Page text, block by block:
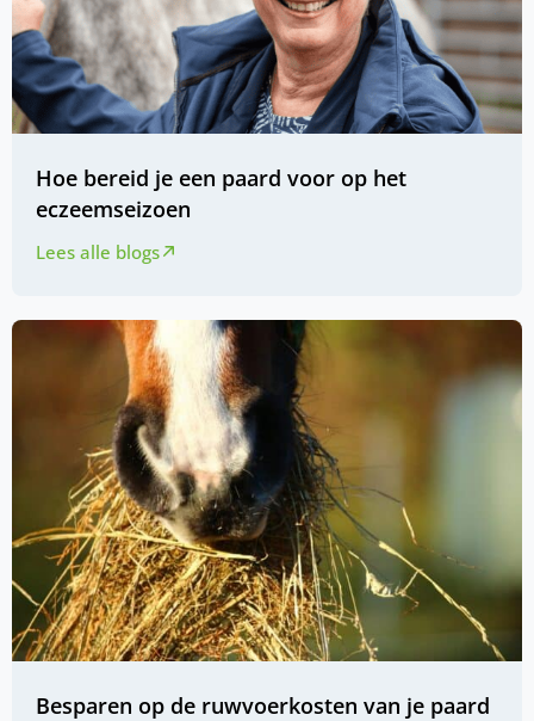
Hoe bereid je een paard voor op het
eczeemseizoen
Lees alle blogs
Besparen op de ruwvoerkosten van je paard